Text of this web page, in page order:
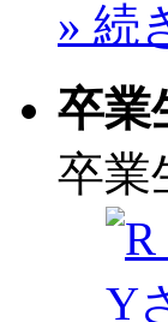
» 続
卒業
卒業